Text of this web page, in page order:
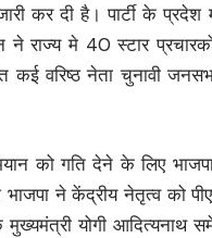
कर दी है। पार्टी के प्रदेश
ने राज्य मे 40 स्टार
कई वरिष्ठ नेता चुनावी
को गति देने के लिए
ने केंद्रीय नेतृत्व को
योगी आदित्यनाथ